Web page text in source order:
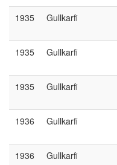
1935 Gullkarfi
1935 Gullkarfi
1935 Gullkarfi
1936 Gullkarfi
1936 Gullkarfi